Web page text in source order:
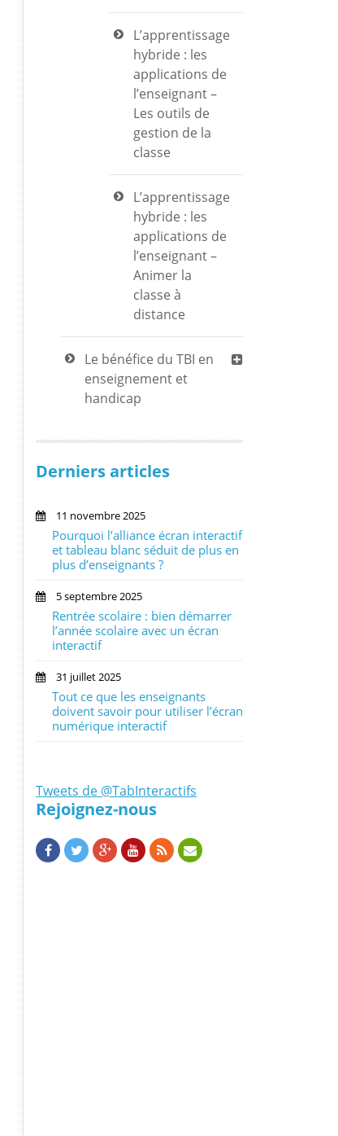
L’apprentissage
hybride : les
applications de
l’enseignant –
Les outils de
gestion de la
classe
L’apprentissage
hybride : les
applications de
l’enseignant –
Animer la
classe à
distance
Le bénéfice du TBI en
enseignement et
handicap
Derniers articles
11 novembre 2025
Pourquoi l’alliance écran interactif
et tableau blanc séduit de plus en
plus d’enseignants ?
5 septembre 2025
Rentrée scolaire : bien démarrer
l’année scolaire avec un écran
interactif
31 juillet 2025
Tout ce que les enseignants
doivent savoir pour utiliser l’écran
numérique interactif
Tweets de @TabInteractifs
Rejoignez-nous